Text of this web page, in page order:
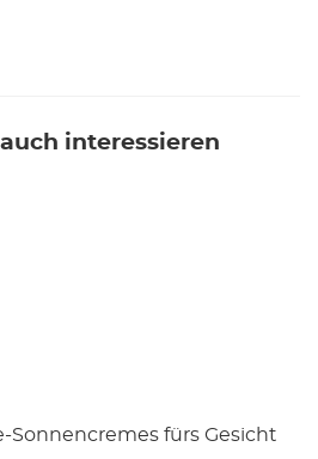
interessieren
Sonnencremes fürs Gesicht